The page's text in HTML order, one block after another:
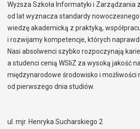
Wyższa Szkoła Informatyki i Zarządzania
od lat wyznacza standardy
wiedzę akademicką z praktyką,
i rozwijamy kompetencje, których
Nasi absolwenci szybko rozpoczynają
a studenci cenią WSIiZ za wysoką jakość
międzynarodowe środowisko i możliwości
od pierwszego dnia studiów.
ul. mjr. Henryka Sucharskiego 2